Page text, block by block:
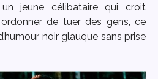
jeune célibataire qui croit
de tuer des gens, ce
noir glauque sans prise